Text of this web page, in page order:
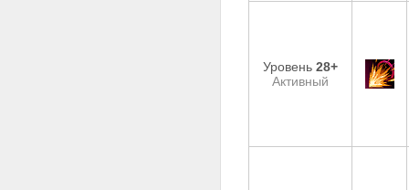
Уровень 28+
Активный